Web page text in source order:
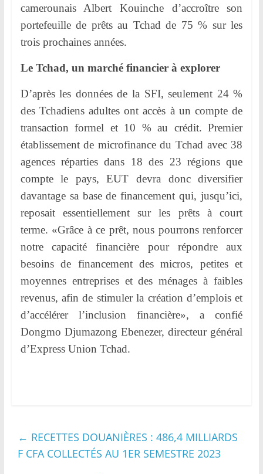
camerounais Albert Kouinche d’accroître son
portefeuille de prêts au Tchad de 75 % sur les
trois prochaines années.
Le Tchad, un marché financier à explorer
D’après les données de la SFI, seulement 24 %
des Tchadiens adultes ont accès à un compte de
transaction formel et 10 % au crédit. Premier
établissement de microfinance du Tchad avec 38
agences réparties dans 18 des 23 régions que
compte le pays, EUT devra donc diversifier
davantage sa base de financement qui, jusqu’ici,
reposait essentiellement sur les prêts à court
terme. «Grâce à ce prêt, nous pourrons renforcer
notre capacité financière pour répondre aux
besoins de financement des micros, petites et
moyennes entreprises et des ménages à faibles
revenus, afin de stimuler la création d’emplois et
d’accélérer l’inclusion financière», a confié
Dongmo Djumazong Ebenezer, directeur général
d’Express Union Tchad.
← RECETTES DOUANIÈRES : 486,4 MILLIARDS
F CFA COLLECTÉS AU 1ER SEMESTRE 2023